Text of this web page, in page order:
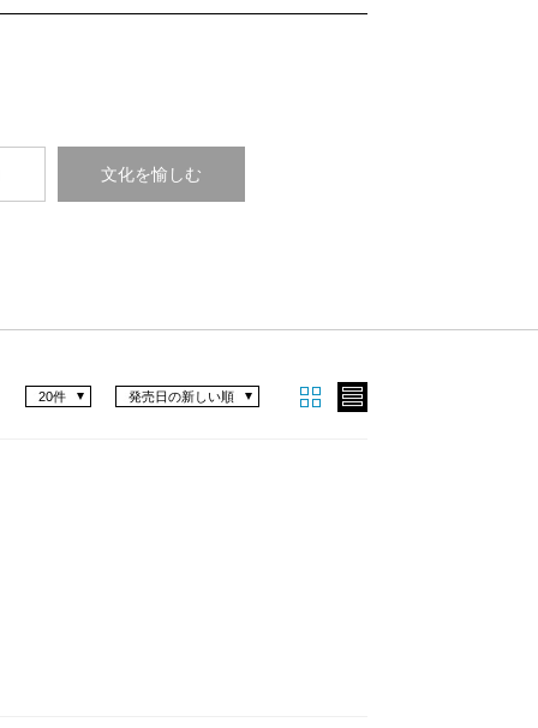
文化を愉しむ
発売日の新しい順
20件